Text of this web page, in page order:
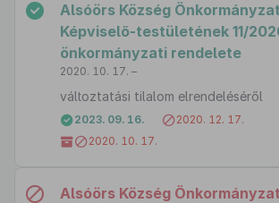
Alsóörs Község Önkormányzat
Képviselő-testületének 11/
önkormányzati rendelete
2020. 10. 17. –
változtatási tilalom elrendeléséről
2023. 09. 16.
2020. 12. 17.
2020. 10. 17.
Alsóörs Község Önkormányzat